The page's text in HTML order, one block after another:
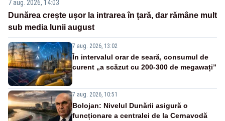
7 aug. 2026, 14:03
Dunărea crește ușor la intrarea în țară, dar rămâne mult
sub media lunii august
7 aug. 2026, 13:02
În intervalul orar de seară, consumul de
curent „a scăzut cu 200-300 de megawați”
7 aug. 2026, 10:51
Bolojan: Nivelul Dunării asigură o
funcționare a centralei de la Cernavodă